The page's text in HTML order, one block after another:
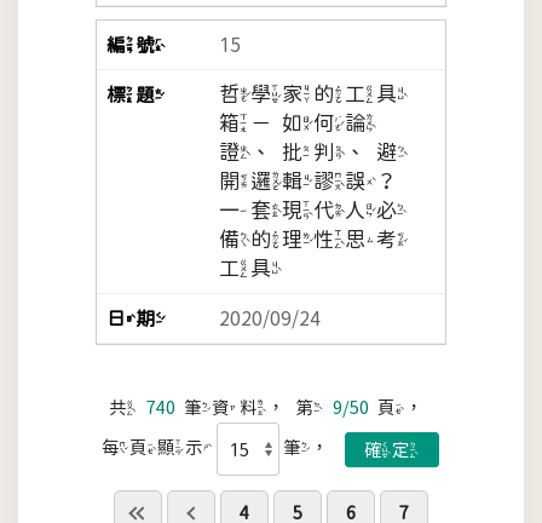
15
哲學家的工具
箱－如何論
證、批判、避
開邏輯謬誤？
一套現代人必
備的理性思考
工具
2020/09/24
共 740 筆資料，第 9/50 頁，
每頁顯示 筆，
4 5 6 7